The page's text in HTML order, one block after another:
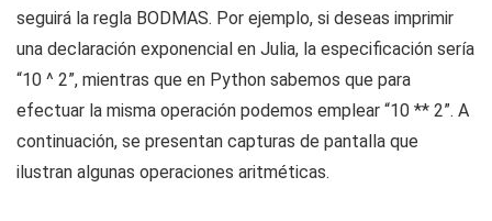
seguirá la regla BODMAS. Por ejemplo, si deseas imprimir
una declaración exponencial en Julia, la especificación sería
“10 ^ 2”, mientras que en Python sabemos que para
efectuar la misma operación podemos emplear “10 ** 2”. A
continuación, se presentan capturas de pantalla que
ilustran algunas operaciones aritméticas.